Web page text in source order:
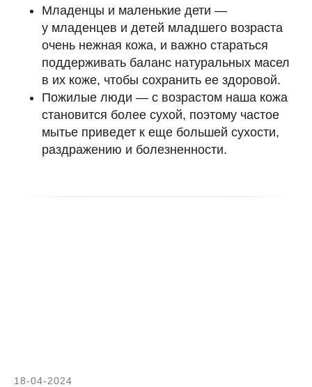
Младенцы и маленькие дети —
у младенцев и детей младшего возраста
очень нежная кожа, и важно стараться
поддерживать баланс натуральных масел
в их коже, чтобы сохранить ее здоровой.
Пожилые люди — с возрастом наша кожа
становится более сухой, поэтому частое
мытье приведет к еще большей сухости,
раздражению и болезненности.
18-04-2024